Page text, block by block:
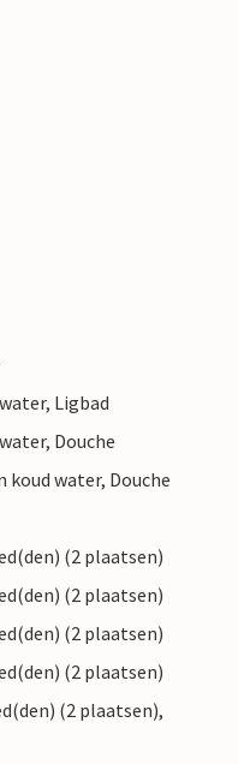
Ligbad
Douche
koud water, Douche
(2 plaatsen)
(2 plaatsen)
(2 plaatsen)
(2 plaatsen)
(2 plaatsen),